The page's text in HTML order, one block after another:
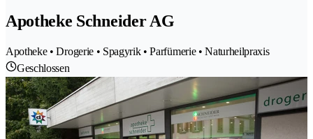
Apotheke Schneider AG
Apotheke • Drogerie • Spagyrik • Parfümerie • Naturheilpraxis
Geschlossen